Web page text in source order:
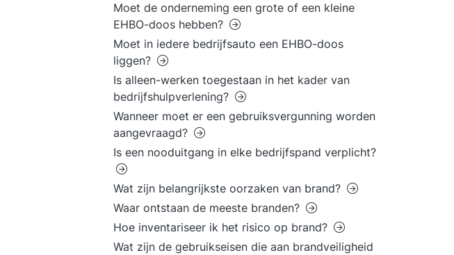
Moet de onderneming een grote of een kleine
EHBO-doos hebben?
Moet in iedere bedrijfsauto een EHBO-doos
liggen?
Is alleen-werken toegestaan in het kader van
bedrijfshulpverlening?
Wanneer moet er een gebruiksvergunning worden
aangevraagd?
Is een nooduitgang in elke bedrijfspand verplicht?
Wat zijn belangrijkste oorzaken van brand?
Waar ontstaan de meeste branden?
Hoe inventariseer ik het risico op brand?
Wat zijn de gebruikseisen die aan brandveiligheid